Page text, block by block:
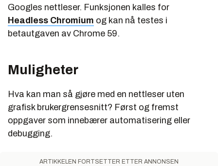
Googles nettleser. Funksjonen kalles for
Headless Chromium og kan nå testes i
betautgaven av Chrome 59.
Muligheter
Hva kan man så gjøre med en nettleser uten
grafisk brukergrensesnitt? Først og fremst
oppgaver som innebærer automatisering eller
debugging.
ARTIKKELEN FORTSETTER ETTER ANNONSEN